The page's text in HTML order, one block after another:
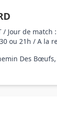
/ Jour de
ou 21h / A la
Des